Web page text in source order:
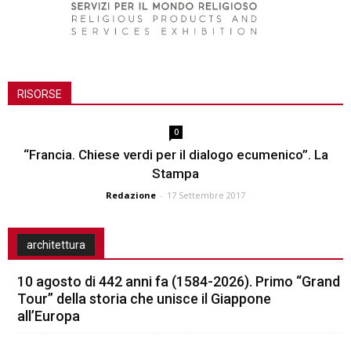
RISORSE
0
“Francia. Chiese verdi per il dialogo ecumenico”. La
Stampa
Redazione - 17 Settembre 2017
architettura
10 agosto di 442 anni fa (1584-2026). Primo “Grand
Tour” della storia che unisce il Giappone
all’Europa